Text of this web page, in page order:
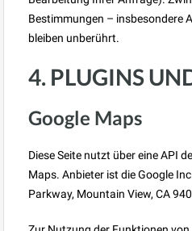
Bestimmungen – insbesondere
bleiben unberührt.
4. PLUGINS
Google Maps
Diese Seite nutzt über eine API
Maps. Anbieter ist die Google
Parkway, Mountain View, CA